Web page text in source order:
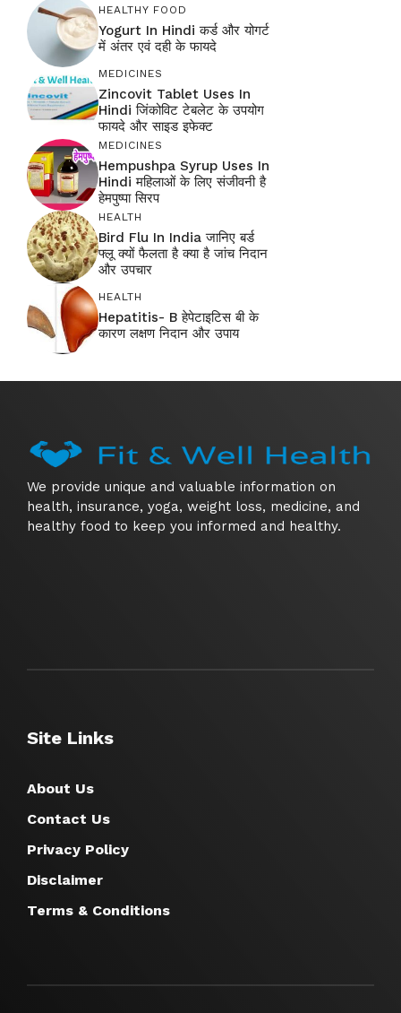
HEALTHY FOOD
Yogurt In Hindi कर्ड और योगर्ट
में अंतर एवं दही के फायदे
MEDICINES
Zincovit Tablet Uses In
Hindi जिंकोविट टेबलेट के उपयोग
फायदे और साइड इफेक्ट
MEDICINES
Hempushpa Syrup Uses In
Hindi महिलाओं के लिए संजीवनी है
हेमपुष्पा सिरप
HEALTH
Bird Flu In India जानिए बर्ड
फ्लू क्यों फैलता है क्या है जांच निदान
और उपचार
HEALTH
Hepatitis- B हेपेटाइटिस बी के
कारण लक्षण निदान और उपाय
We provide unique and valuable information on
health, insurance, yoga, weight loss, medicine, and
healthy food to keep you informed and healthy.
Site Links
About Us
Contact Us
Privacy Policy
Disclaimer
Terms & Conditions